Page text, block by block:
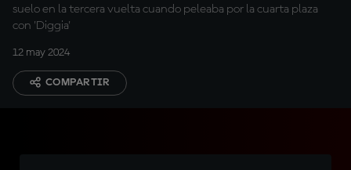
suelo en la tercera vuelta cuando peleaba por la cuarta plaza
con 'Diggia'
12 may 2024
COMPARTIR